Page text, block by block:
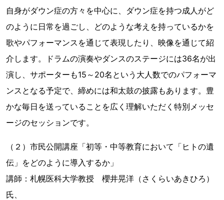
自身がダウン症の方々を中心に、ダウン症を持つ成人がど
のように日常を過ごし、どのような考えを持っているかを
歌やパフォーマンスを通じて表現したり、映像を通じて紹
介します。ドラムの演奏やダンスのステージには36名が出
演し、サポーターも15～20名という大人数でのパフォーマ
ンスとなる予定で、締めには和太鼓の披露もあります。豊
かな毎日を送っていることを広く理解いただく特別メッセ
ージのセッションです。
（２）市民公開講座「初等・中等教育において「ヒトの遺
伝」をどのように導入するか」
講師：札幌医科大学教授 櫻井晃洋（さくらいあきひろ）
氏、